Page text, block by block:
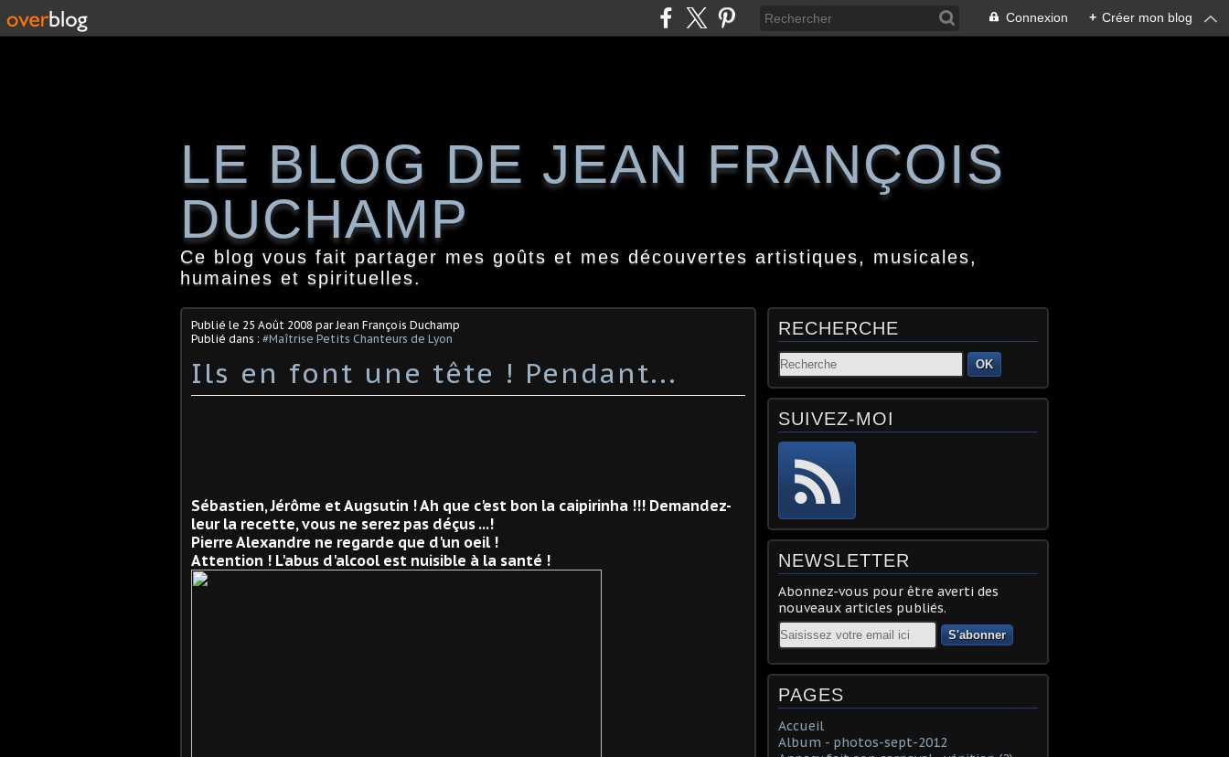
Connexion + Créer mon blog
LE BLOG DE JEAN FRANÇOIS
DUCHAMP
Ce blog vous fait partager mes goûts et mes découvertes artistiques, musicales,
humaines et spirituelles.
Publié le 25 Août 2008 par Jean François Duchamp
Publié dans : #Maîtrise Petits Chanteurs de Lyon
Ils en font une tête ! Pendant...
Sébastien, Jérôme et Augsutin ! Ah que c'est bon la caipirinha !!! Demandez-
leur la recette, vous ne serez pas déçus ...!
Pierre Alexandre ne regarde que d'un oeil !
Attention ! L'abus d'alcool est nuisible à la santé !
RECHERCHE
OK
SUIVEZ-MOI
NEWSLETTER
Abonnez-vous pour être averti des
nouveaux articles publiés.
Email
PAGES
Accueil
Album - photos-sept-2012